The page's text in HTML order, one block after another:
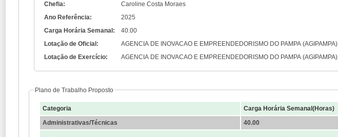
Chefia:
Caroline Costa Moraes
Ano Referência:
2025
Carga Horária Semanal:
40.00
Lotação de Oficial:
AGENCIA DE INOVACAO E EMPREENDEDORISMO DO PAMPA (AGIPAMPA)
Lotação de Exercício:
AGENCIA DE INOVACAO E EMPREENDEDORISMO DO PAMPA (AGIPAMPA)
Plano de Trabalho Proposto
Categoria
Carga Horária Semanal(Horas)
Administrativas/Técnicas
40.00